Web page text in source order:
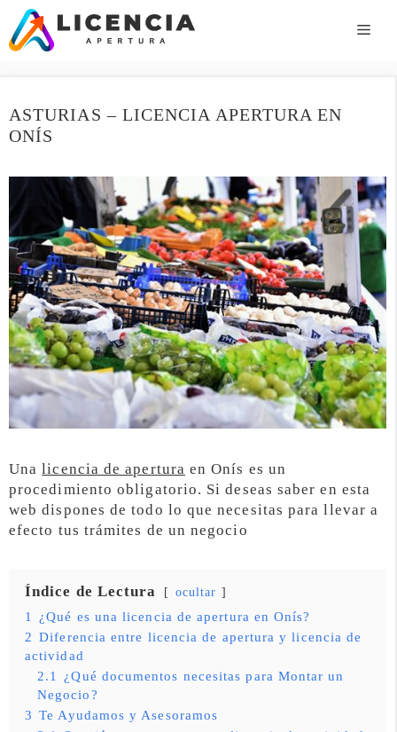
Saltar
contenido
ASTURIAS – LICENCIA APERTURA EN
ONÍS
Unalicencia de apertura en Onís es un
procedimiento obligatorio. Si deseas saber en esta
web dispones de todo lo que necesitas para llevar a
efecto tus trámites de un negocio
Índice de Lectura ocultar
1
¿Qué es una licencia de apertura en Onís?
2 Diferencia entre licencia de apertura y licencia de
actividad
2.1
¿Qué documentos necesitas para Montar un
Negocio?
3 Te Ayudamos y Asesoramos